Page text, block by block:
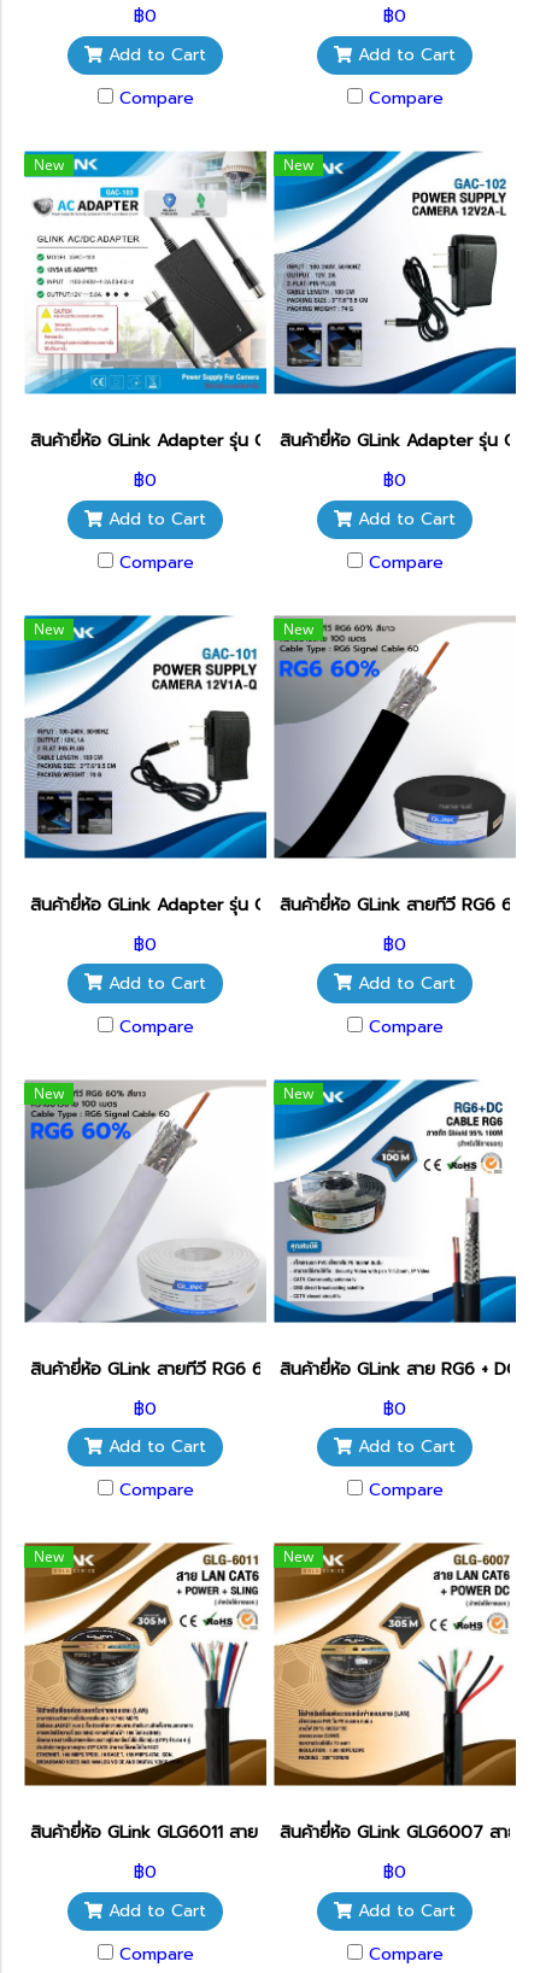
฿0
Add to Cart
Compare
฿0
Add to Cart
Compare
New
สินค้ายี่ห้อ GLink Adapter รุ่น GAC-103 12V/5A
฿0
Add to Cart
Compare
New
สินค้ายี่ห้อ GLink Adapter รุ่น
฿0
Add to Cart
Compare
New
สินค้ายี่ห้อ GLink Adapter รุ่น GAC-101
฿0
Add to Cart
Compare
New
สินค้ายี่ห้อ GLink สายทีวี RG6
฿0
Add to Cart
Compare
New
สินค้ายี่ห้อ GLink สายทีวี RG6 60% สีขาว 100เมตร
฿0
Add to Cart
Compare
New
สินค้ายี่ห้อ GLink สาย RG6 + DC
฿0
Add to Cart
Compare
New
สินค้ายี่ห้อ GLink GLG6011 สาย LAN CAT6+ไฟ+สลิง 305เมตร
฿0
Add to Cart
Compare
New
สินค้ายี่ห้อ GLink GLG6007 สาย
฿0
Add to Cart
Compare